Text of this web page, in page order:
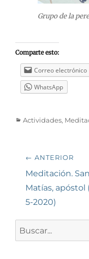
Grupo de la
Comparte esto:
Correo electrónico
WhatsApp
Categorías
Actividades,
Navegación
de
entradas
← ANTERIOR
Entrada
anterior:
Meditación. San
Matías, apóstol
5-2020)